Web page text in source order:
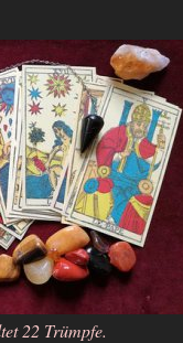
22 Trümpfe.